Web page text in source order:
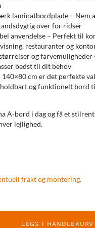
laminatbordplade – Nem
over for ridser
anvendelse – Perfekt til
restauranter og
og farvemuligheder
bedst til dit behov
cm er det perfekte
og funktionelt bord
A-bord i dag og få et
lejlighed.
frakt og montering.
LEGG I HANDLEKURV